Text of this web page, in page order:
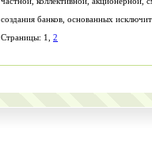
Страницы: 1, 2